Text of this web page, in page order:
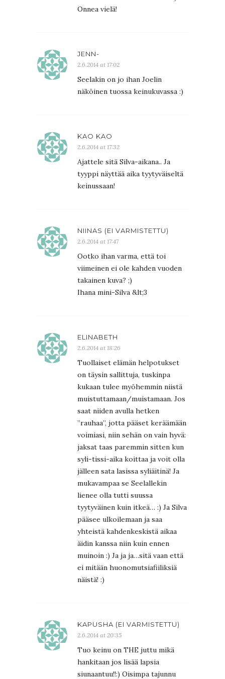
Onnea vielä!
JENN-
2.6.2014 at 17:02
Seelakin on jo ihan Joelin
näköinen tuossa keinukuvassa :)
KAO KAO
2.6.2014 at 17:32
Ajattele sitä Silva-aikana.. Ja
tyyppi näyttää aika tyytyväiseltä
keinussaan!
NIINAS (EI VARMISTETTU)
2.6.2014 at 17:47
Ootko ihan varma, että toi
viimeinen ei ole kahden vuoden
takainen kuva? ;)
Ihana mini-Silva &lt;3
ELINABETH
2.6.2014 at 18:26
Tuollaiset elämän helpotukset
on täysin sallittuja, tuskinpa
kukaan tulee myöhemmin niistä
muistuttamaan/muistamaan. Jos
saat niiden avulla hetken
”rauhaa”, jotta pääset keräämään
voimiasi, niin sehän on vain hyvä:
jaksat taas paremmin sitten kun
syli-tissi-aika koittaa ja voit olla
jälleen sata lasissa syliäitinä! Ja
mukavampaa se Seelallekin
lienee olla tutti suussa
tyytyväinen kuin itkeä… :) Ja Silva
pääsee ulkoilemaan ja saa
yhteistä kahdenkeskistä aikaa
äidin kanssa niin kuin ennen
muinoin :) Ja ja ja…sitä vaan että
ei mitään huonomutsiafiiliksiä
näistä! :)
KAPUSHA (EI VARMISTETTU)
2.6.2014 at 20:35
Tuo keinu on THE juttu mikä
hankitaan jos lisää lapsia
siunaantuu!!:) Oisimpa tajunnu